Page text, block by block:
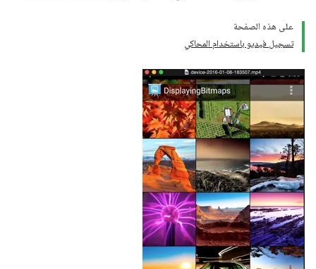
على هذه الصفحة
تسجيل فيديو باستخدام المحاكي